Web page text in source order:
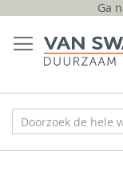
Ga
naar
de
inhoud